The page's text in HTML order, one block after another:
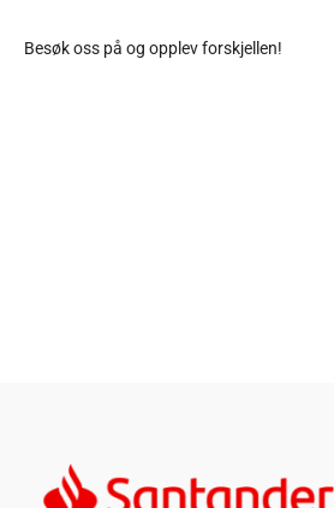
Besøk oss på og opplev forskjellen!